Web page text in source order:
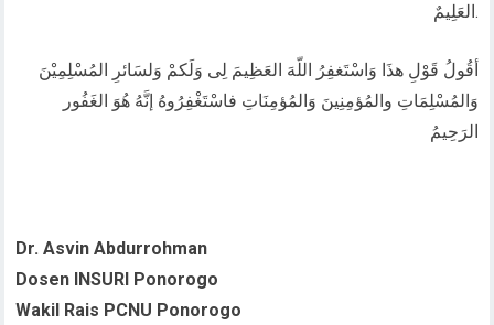
العَلِيمٌ.
وَالمُسْلِمَاتِ والمُؤمِنِينَ وَالمُؤمِنَاتِ فاسْتَغْفِرُوهُ إنَّهُ هُوَ الغَفُور
الرَحِيمُ
Dr. Asvin Abdurrohman
Dosen INSURI Ponorogo
Wakil Rais PCNU Ponorogo